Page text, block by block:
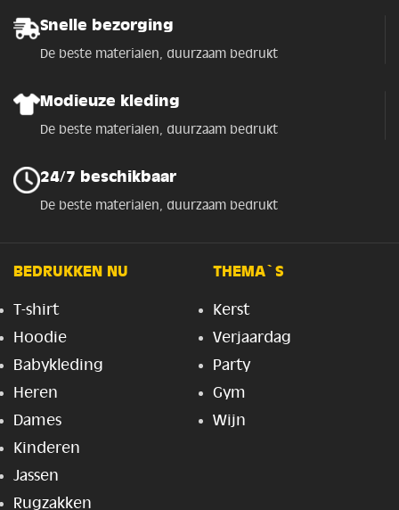
Snelle bezorging
De beste materialen, duurzaam bedrukt
Modieuze kleding
De beste materialen, duurzaam bedrukt
24/7 beschikbaar
De beste materialen, duurzaam bedrukt
BEDRUKKEN NU
T-shirt
Hoodie
Babykleding
Heren
Dames
Kinderen
Jassen
Rugzakken
THEMA`S
Kerst
Verjaardag
Party
Gym
Wijn